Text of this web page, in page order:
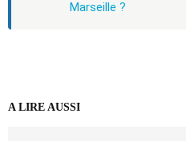
Marseille ?
A LIRE AUSSI